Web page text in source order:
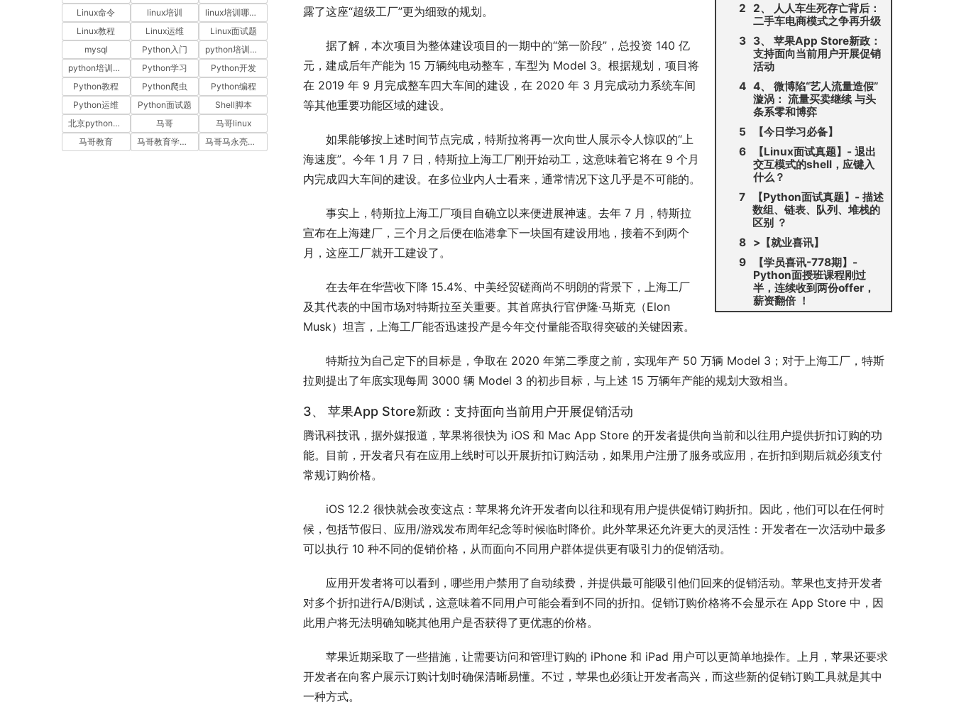
2、 人人车生死存亡背后：
二手车电商模式之争再升级
3、 苹果App Store新政：
支持面向当前用户开展促销
活动
4、 微博陷“艺人流量造假”
漩涡： 流量买卖继续 与头
条系零和博弈
【今日学习必备】
【Linux面试真题】- 退出
交互模式的shell，应键入
什么？
【Python面试真题】- 描述
数组、链表、队列、堆栈的
区别 ？
>【就业喜讯】
【学员喜讯-778期】-
Python面授班课程刚过
半，连续收到两份offer，
薪资翻倍 ！
露了这座“超级工厂”更为细致的规划。
据了解，本次项目为整体建设项目的一期中的“第一阶段”，总投资 140 亿
元，建成后年产能为 15 万辆纯电动整车，车型为 Model 3。根据规划，项目将
在 2019 年 9 月完成整车四大车间的建设，在 2020 年 3 月完成动力系统车间
等其他重要功能区域的建设。
如果能够按上述时间节点完成，特斯拉将再一次向世人展示令人惊叹的“上
海速度”。今年 1 月 7 日，特斯拉上海工厂刚开始动工，这意味着它将在 9 个月
内完成四大车间的建设。在多位业内人士看来，通常情况下这几乎是不可能的。
事实上，特斯拉上海工厂项目自确立以来便进展神速。去年 7 月，特斯拉
宣布在上海建厂，三个月之后便在临港拿下一块国有建设用地，接着不到两个
月，这座工厂就开工建设了。
在去年在华营收下降 15.4%、中美经贸磋商尚不明朗的背景下，上海工厂
及其代表的中国市场对特斯拉至关重要。其首席执行官伊隆·马斯克（Elon
Musk）坦言，上海工厂能否迅速投产是今年交付量能否取得突破的关键因素。
特斯拉为自己定下的目标是，争取在 2020 年第二季度之前，实现年产 50 万辆 Model 3；对于上海工厂，特斯
拉则提出了年底实现每周 3000 辆 Model 3 的初步目标，与上述 15 万辆年产能的规划大致相当。
3、 苹果App Store新政：支持面向当前用户开展促销活动
腾讯科技讯，据外媒报道，苹果将很快为 iOS 和 Mac App Store 的开发者提供向当前和以往用户提供折扣订购的功
能。目前，开发者只有在应用上线时可以开展折扣订购活动，如果用户注册了服务或应用，在折扣到期后就必须支付
常规订购价格。
iOS 12.2 很快就会改变这点：苹果将允许开发者向以往和现有用户提供促销订购折扣。因此，他们可以在任何时
候，包括节假日、应用/游戏发布周年纪念等时候临时降价。此外苹果还允许更大的灵活性：开发者在一次活动中最多
可以执行 10 种不同的促销价格，从而面向不同用户群体提供更有吸引力的促销活动。
应用开发者将可以看到，哪些用户禁用了自动续费，并提供最可能吸引他们回来的促销活动。苹果也支持开发者
对多个折扣进行A/B测试，这意味着不同用户可能会看到不同的折扣。促销订购价格将不会显示在 App Store 中，因
此用户将无法明确知晓其他用户是否获得了更优惠的价格。
苹果近期采取了一些措施，让需要访问和管理订购的 iPhone 和 iPad 用户可以更简单地操作。上月，苹果还要求
开发者在向客户展示订购计划时确保清晰易懂。不过，苹果也必须让开发者高兴，而这些新的促销订购工具就是其中
一种方式。
Linux命令
linux培训
linux培训哪家好
Linux教程
Linux运维
Linux面试题
mysql
Python入门
python培训哪家好
python培训排名
Python学习
Python开发
Python教程
Python爬虫
Python编程
Python运维
Python面试题
Shell脚本
北京python培训
马哥
马哥linux
马哥教育
马哥教育学员故事 马哥马永亮，马哥linux讲师，马哥教育ceo